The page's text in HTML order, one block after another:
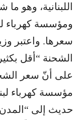
اللبنانية، وهو
ومؤسسة كهرباء
سعرها. واعتبر
الشحنة “أقل
على أنّ سعر
مؤسسة كهرباء
حديث إلى